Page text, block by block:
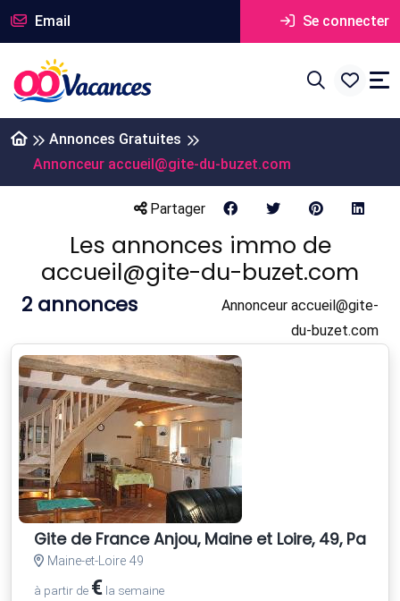
Email Se connecter
Annonces Gratuites
Annonceur accueil@gite-du-buzet.com
Partager
Les annonces immo de
accueil@gite-du-buzet.com
2 annonces
Annonceur accueil@gite-
du-buzet.com
Gite de France Anjou, Maine et Loire, 49, Pays
Maine-et-Loire 49
à partir de € la semaine